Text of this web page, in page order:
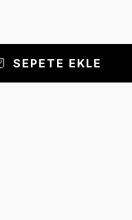
SEPETE EKLE